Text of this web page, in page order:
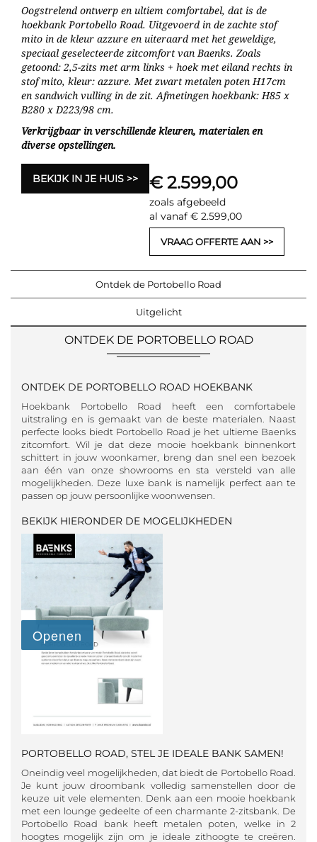
Oogstrelend ontwerp en ultiem comfortabel, dat is de
hoekbank Portobello Road. Uitgevoerd in de zachte stof
mito in de kleur azzure en uiteraard met het geweldige,
speciaal geselecteerde zitcomfort van Baenks. Zoals
getoond: 2,5-zits met arm links + hoek met eiland rechts in
stof mito, kleur: azzure. Met zwart metalen poten H17cm
en sandwich vulling in de zit. Afmetingen hoekbank: H85 x
B280 x D223/98 cm.
Verkrijgbaar in verschillende kleuren, materialen en
diverse opstellingen.
BEKIJK IN JE HUIS € 2.599,00
zoals afgebeeld
al vanaf € 2.599,00
VRAAG OFFERTE AAN
Ontdek de Portobello Road
Uitgelicht
ONTDEK DE PORTOBELLO ROAD
ONTDEK DE PORTOBELLO ROAD HOEKBANK
Hoekbank Portobello Road heeft een comfortabele
uitstraling en is gemaakt van de beste materialen. Naast
perfecte looks biedt Portobello Road je het ultieme Baenks
zitcomfort. Wil je dat deze mooie hoekbank binnenkort
schittert in jouw woonkamer, breng dan snel een bezoek
aan één van onze showrooms en sta versteld van alle
mogelijkheden. Deze luxe bank is namelijk perfect aan te
passen op jouw persoonlijke woonwensen.
BEKIJK HIERONDER DE MOGELIJKHEDEN
PORTOBELLO ROAD, STEL JE IDEALE BANK SAMEN!
Oneindig veel mogelijkheden, dat biedt de Portobello Road.
Je kunt jouw droombank volledig samenstellen door de
keuze uit vele elementen. Denk aan een mooie hoekbank
met een lounge gedeelte of een charmante 2-zitsbank. De
Portobello Road bank heeft metalen poten, welke in 2
hoogtes mogelijk zijn om je ideale zithoogte te creëren.